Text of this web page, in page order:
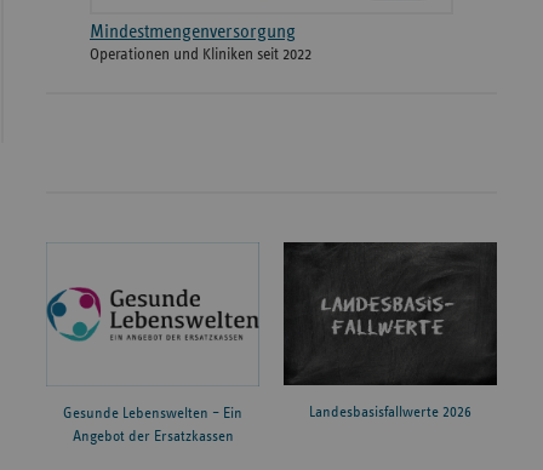
Mindestmengenversorgung
Operationen und Kliniken seit 2022
Gesunde Lebenswelten – Ein
Angebot der Ersatzkassen
Landesbasisfallwerte 2026